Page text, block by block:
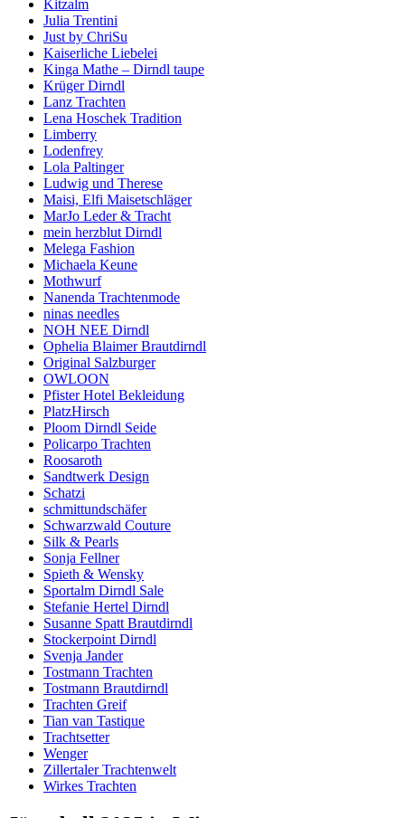
Kitzalm
Julia Trentini
Just by ChriSu
Kaiserliche Liebelei
Kinga Mathe – Dirndl taupe
Krüger Dirndl
Lanz Trachten
Lena Hoschek Tradition
Limberry
Lodenfrey
Lola Paltinger
Ludwig und Therese
Maisi, Elfi Maisetschläger
MarJo Leder & Tracht
mein herzblut Dirndl
Melega Fashion
Michaela Keune
Mothwurf
Nanenda Trachtenmode
ninas needles
NOH NEE Dirndl
Ophelia Blaimer Brautdirndl
Original Salzburger
OWLOON
Pfister Hotel Bekleidung
PlatzHirsch
Ploom Dirndl Seide
Policarpo Trachten
Roosaroth
Sandtwerk Design
Schatzi
schmittundschäfer
Schwarzwald Couture
Silk & Pearls
Sonja Fellner
Spieth & Wensky
Sportalm Dirndl Sale
Stefanie Hertel Dirndl
Susanne Spatt Brautdirndl
Stockerpoint Dirndl
Svenja Jander
Tostmann Trachten
Tostmann Brautdirndl
Trachten Greif
Tian van Tastique
Trachtsetter
Wenger
Zillertaler Trachtenwelt
Wirkes Trachten